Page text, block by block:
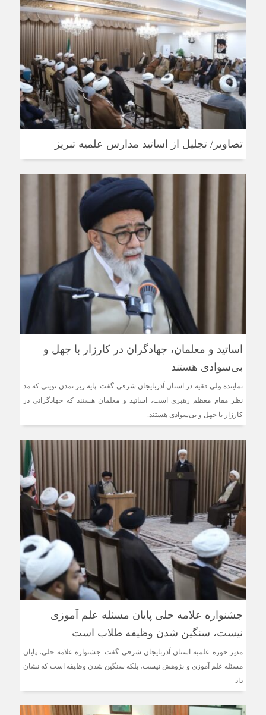
تصاویر/ تجلیل از اساتید مدارس علمیه تبریز
اساتید و معلمان، جهادگران در کارزار با جهل و
بی‌سوادی هستند
نماینده ولی فقیه در استان آذربایجان شرقی گفت: پایه ریز تمدن نوینی که مد
نظر مقام معظم رهبری است، اساتید و معلمان هستند که جهادگرانی در
کارزار با جهل و بی‌سوادی هستند.
جشنواره علامه حلی پایان مسئله علم آموزی
نیست، سنگین شدن وظیفه طلاب است
مدیر حوزه علمیه استان آذربایجان شرقی گفت: جشنواره علامه حلی، پایان
مسئله علم آموزی و پژوهش نیست، بلکه سنگین شدن وظیفه است که نشان
داد